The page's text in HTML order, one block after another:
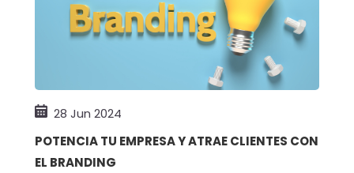
28 Jun 2024
POTENCIA TU EMPRESA Y ATRAE CLIENTES CON
EL BRANDING